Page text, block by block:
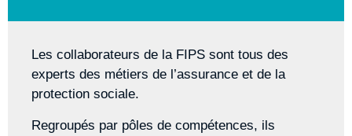
Les collaborateurs de la FIPS sont tous des
experts des métiers de l’assurance et de la
protection sociale.
Regroupés par pôles de compétences, ils